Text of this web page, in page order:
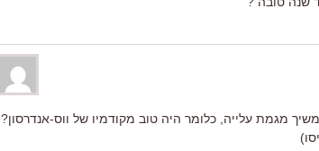
מגמת עלייה, כלומר היה טוב מקודמיו של ווס-אנדרסון?